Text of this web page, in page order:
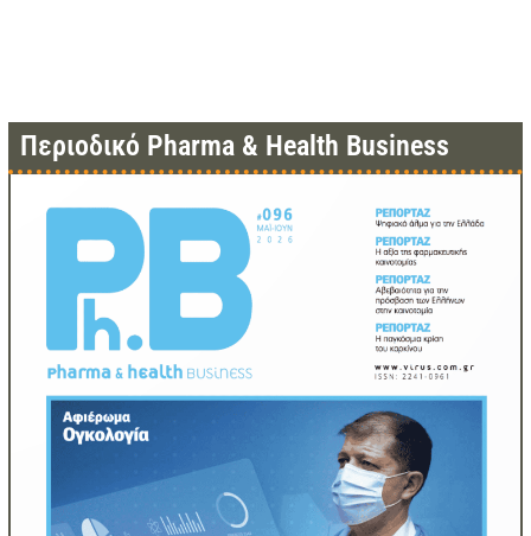
Περιοδικό Pharma & Health Business